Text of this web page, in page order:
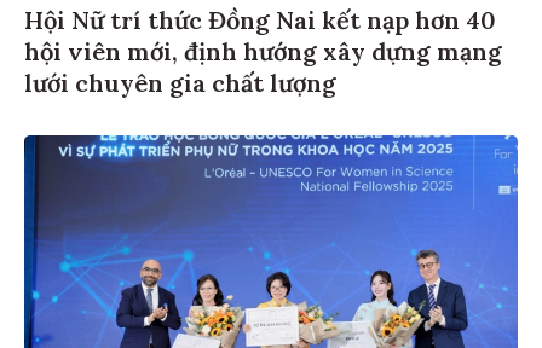
Hội Nữ trí thức Đồng Nai kết nạp hơn 40
hội viên mới, định hướng xây dựng mạng
lưới chuyên gia chất lượng